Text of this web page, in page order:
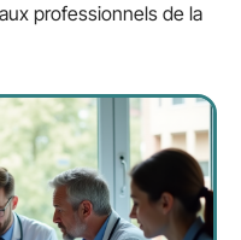
professionnels de la